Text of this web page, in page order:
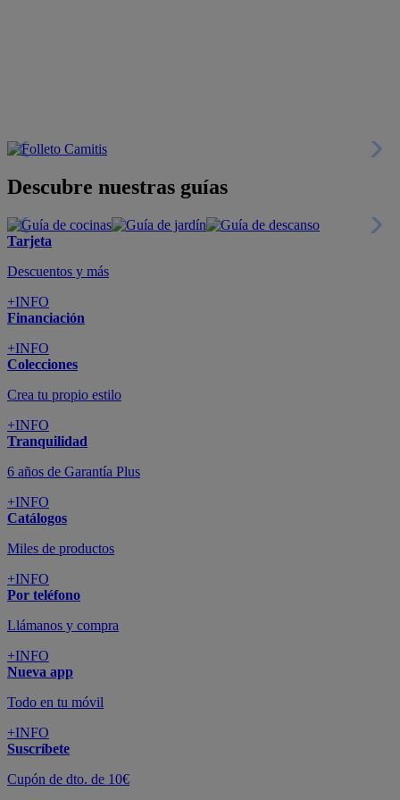
Descubre nuestras guías
Tarjeta
Descuentos y más
+INFO
Financiación
+INFO
Colecciones
Crea tu propio estilo
+INFO
Tranquilidad
6 años de Garantía Plus
+INFO
Catálogos
Miles de productos
+INFO
Por teléfono
Llámanos y compra
+INFO
Nueva app
Todo en tu móvil
+INFO
Suscríbete
Cupón de dto. de 10€